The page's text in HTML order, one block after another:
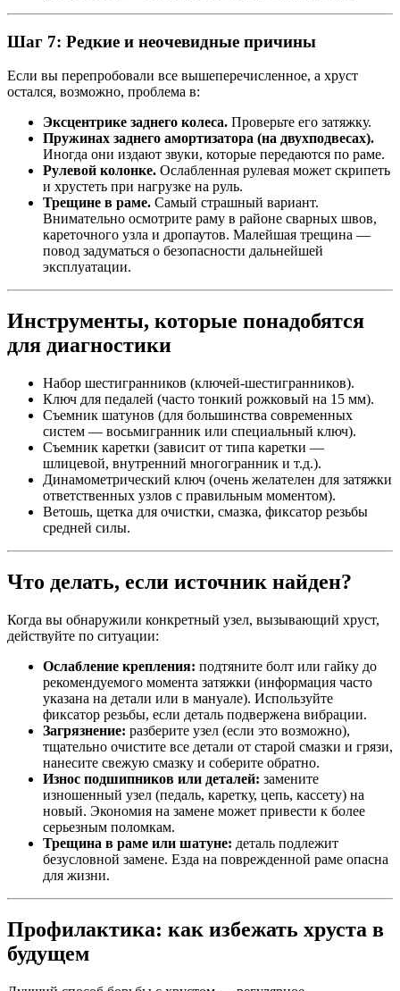
Шаг 7: Редкие и неочевидные причины
Если вы перепробовали все вышеперечисленное, а хруст
остался, возможно, проблема в:
Эксцентрике заднего колеса. Проверьте его затяжку.
Пружинах заднего амортизатора (на двухподвесах).
Иногда они издают звуки, которые передаются по раме.
Рулевой колонке. Ослабленная рулевая может скрипеть
и хрустеть при нагрузке на руль.
Трещине в раме. Самый страшный вариант.
Внимательно осмотрите раму в районе сварных швов,
кареточного узла и дропаутов. Малейшая трещина —
повод задуматься о безопасности дальнейшей
эксплуатации.
Инструменты, которые понадобятся
для диагностики
Набор шестигранников (ключей-шестигранников).
Ключ для педалей (часто тонкий рожковый на 15 мм).
Съемник шатунов (для большинства современных
систем — восьмигранник или специальный ключ).
Съемник каретки (зависит от типа каретки —
шлицевой, внутренний многогранник и т.д.).
Динамометрический ключ (очень желателен для затяжки
ответственных узлов с правильным моментом).
Ветошь, щетка для очистки, смазка, фиксатор резьбы
средней силы.
Что делать, если источник найден?
Когда вы обнаружили конкретный узел, вызывающий хруст,
действуйте по ситуации:
Ослабление крепления: подтяните болт или гайку до
рекомендуемого момента затяжки (информация часто
указана на детали или в мануале). Используйте
фиксатор резьбы, если деталь подвержена вибрации.
Загрязнение: разберите узел (если это возможно),
тщательно очистите все детали от старой смазки и грязи,
нанесите свежую смазку и соберите обратно.
Износ подшипников или деталей: замените
изношенный узел (педаль, каретку, цепь, кассету) на
новый. Экономия на замене может привести к более
серьезным поломкам.
Трещина в раме или шатуне: деталь подлежит
безусловной замене. Езда на поврежденной раме опасна
для жизни.
Профилактика: как избежать хруста в
будущем